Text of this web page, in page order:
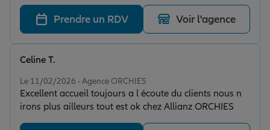
Prendre un RDV Voir l'agence
Le 11/02/2026 - Agence ORCHIES
Excellent accueil toujours a l écoute du clients nous n
irons plus ailleurs tout est ok chez Allianz ORCHIES
Celine T.